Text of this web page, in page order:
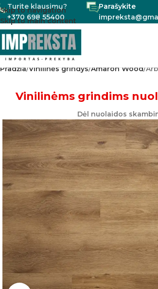
Skip to navigation
Skip to main content
Turite klausimų?
+370 698 55400
Parašykite
Pradžia Vinilinės grindys Amaron Wood
Vinilinėms grindims
Dėl nuolaidos